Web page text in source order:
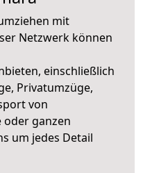
mit
Netzwerk können
einschließlich
Privatumzüge,
von
oder ganzen
um jedes Detail